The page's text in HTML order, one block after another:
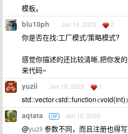
模板。
blu10ph Jan 16, 2025 2
你是否在找:工厂模式/策略模式?
感觉你描述的还比较清晰,把你发
来代码~
yuzii Jan 16, 2025 1
aqtata OP Jan 16, 2025
@yuzii 参数不同，而且注册也得